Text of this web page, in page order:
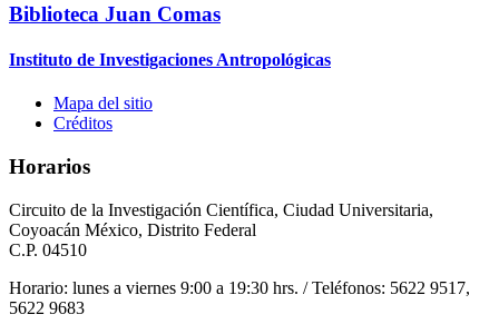
Biblioteca Juan Comas
Instituto de Investigaciones Antropológicas
Mapa del sitio
Créditos
Horarios
Circuito de la Investigación Científica, Ciudad Universitaria,
Coyoacán México, Distrito Federal
C.P. 04510
Horario: lunes a viernes 9:00 a 19:30 hrs. / Teléfonos: 5622 9517,
5622 9683